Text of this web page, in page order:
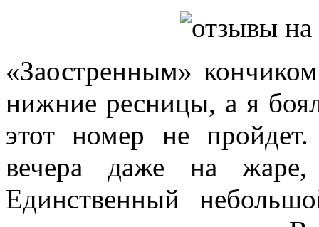
«Заостренным»
нижние ресницы, а я
этот номер не
вечера даже на
Единственный